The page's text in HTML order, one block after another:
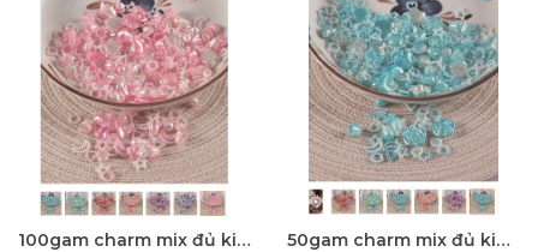
100gam charm mix đủ kiểu màu ngọc trai, hạt charm mix đủ kiểu 50gam charm mix đủ kiểu màu ngọc trai, hạt charm mix đủ kiểu